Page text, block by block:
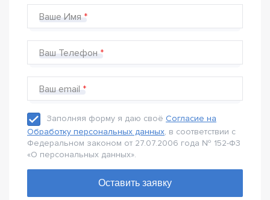
Ваше Имя
Ваш Телефон
Ваш email
Заполняя форму я даю своё Согласие на
Обработку персональных данных, в соответствии с
Федеральном законом от 27.07.2006 года № 152-Ф3
«О персональных данных».